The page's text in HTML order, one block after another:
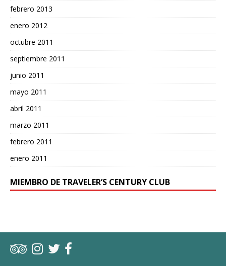
febrero 2013
enero 2012
octubre 2011
septiembre 2011
junio 2011
mayo 2011
abril 2011
marzo 2011
febrero 2011
enero 2011
MIEMBRO DE TRAVELER’S CENTURY CLUB